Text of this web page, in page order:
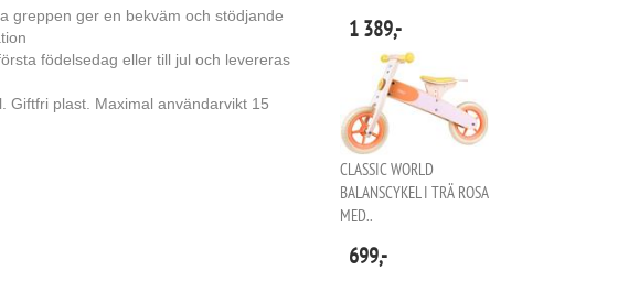
greppen ger en bekväm och stödjande
födelsedag eller till jul och levereras
Giftfri plast. Maximal användarvikt 15
1 389,-
CLASSIC WORLD
BALANSCYKEL I TRÄ ROSA
MED..
699,-